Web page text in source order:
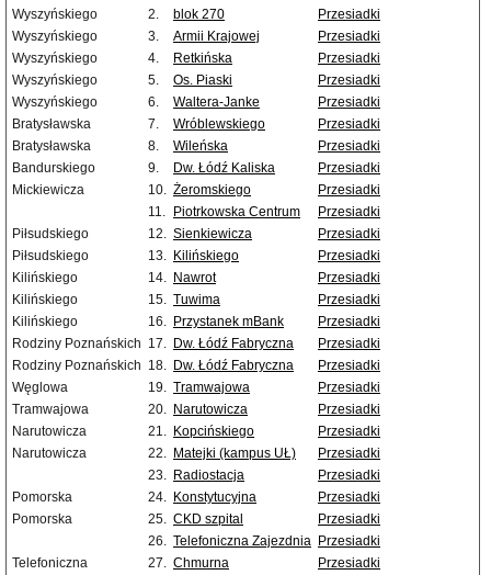
Wyszyńskiego
2. blok 270
Przesiadki
Wyszyńskiego
3. Armii Krajowej
Przesiadki
Wyszyńskiego
4. Retkińska
Przesiadki
Wyszyńskiego
5. Os. Piaski
Przesiadki
Wyszyńskiego
6. Waltera-Janke
Przesiadki
Bratysławska
7. Wróblewskiego
Przesiadki
Bratysławska
8. Wileńska
Przesiadki
Bandurskiego
9. Dw. Łódź Kaliska
Przesiadki
Mickiewicza
10. Żeromskiego
Przesiadki
11.
Piotrkowska Centrum
Przesiadki
Piłsudskiego
12. Sienkiewicza
Przesiadki
Piłsudskiego
13. Kilińskiego
Przesiadki
Kilińskiego
14. Nawrot
Przesiadki
Kilińskiego
15. Tuwima
Przesiadki
Kilińskiego
16. Przystanek mBank
Przesiadki
Rodziny Poznańskich 17. Dw. Łódź Fabryczna
Przesiadki
Rodziny Poznańskich 18. Dw. Łódź Fabryczna
Przesiadki
Węglowa
19. Tramwajowa
Przesiadki
Tramwajowa
20. Narutowicza
Przesiadki
Narutowicza
21. Kopcińskiego
Przesiadki
Narutowicza
22. Matejki (kampus UŁ)
Przesiadki
23. Radiostacja
Przesiadki
Pomorska
24. Konstytucyjna
Przesiadki
Pomorska
25. CKD szpital
Przesiadki
26. Telefoniczna Zajezdnia Przesiadki
Telefoniczna
27. Chmurna
Przesiadki